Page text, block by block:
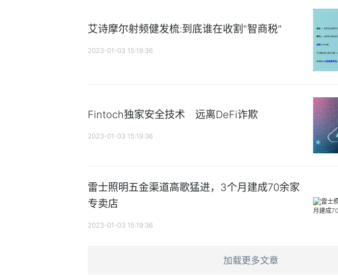
艾诗摩尔射频健发梳:到底谁在收割"智商税"
2023-01-03 15:19:36
Fintoch独家安全技术 远离DeFi诈欺
2023-01-03 15:19:36
雷士照明五金渠道高歌猛进，3个月建成70余家
专卖店
2023-01-03 15:19:36
加载更多文章